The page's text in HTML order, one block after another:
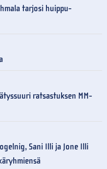
tarjosi huippu-
ratsastuksen MM-
Sani Illi ja Jone Illi